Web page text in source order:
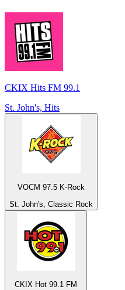
CKIX Hits FM 99.1
St. John's, Hits
VOCM 97.5 K-Rock
St. John's, Classic Rock
CKIX Hot 99.1 FM